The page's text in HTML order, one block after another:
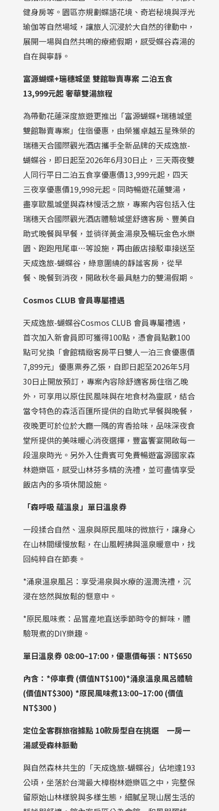
健身房等。園區亦規劃蝶語花境、奇岩秘境與浮光
瑜伽等自然場域，讓旅人沉浸於大自然的律動中，
展開一場與自然共鳴的療癒假期，感受蝶谷森湯的
自在與寧靜。
富源蝴蝶+瑞穗城堡 雙館聯賣專案 二泊五食
13,999元起奢華雙湯旅程
為帶動花蓮深度旅遊更推出「富源蝴蝶+瑞穗城堡
雙館聯賣專案」住宿優惠，由榮獲卓越五星殊榮的
瑞穗天合國際觀光酒店攜手全新品牌的天成逸旅-
蝴蝶谷，即日起至2026年6月30日止，三天兩夜雙
人同行平日二泊五食享優惠價13,999元起，四天
三夜享優惠價19,998元起。同時暢遊花蓮雙湯，
盡享歐風城堡與森林慢活之旅，專案內容包括入住
瑞穗天合國際觀光酒店體驗城堡舒適客房、豐美自
助式晚餐與早餐，並徜徉黃金湯泉及暢玩金色水樂
園、跑跑甩尾車…等設施，再由飯店接駁車接送至
天成逸旅-蝴蝶谷，綠意圍繞的靜謐客房，從早
餐、晚餐到消夜，開啟秋冬最具魅力的雙湯假期。
Cosmos CLUB會員專屬禮遇
天成逸旅-蝴蝶谷Cosmos CLUB 會員專屬禮遇，
首次加入新會員即可獲得100點，憑會員點數100
點可兌換「會館精緻客房平日雙人一泊三食優惠價
7,899元」優惠票券乙張，自即日起至2026年5月
30日止開放預訂，專案內容除舒適客房住宿乙晚
外，可享用以原住民風味與在地食材為靈感，結合
當令特色的森活百匯所提供的自助式早餐與晚餐，
夜晚更可於位於大廳一隅的宵香拾味，品味深夜食
堂所提供的美味暖心消夜選擇，豐富饗宴開啟每一
段溫泉時光。另外入住貴賓可免費暢遊富源國家森
林遊樂區，感受山林芬多精的洗禮，並可盡情享受
飯店內的多項休閒設施。
「森呼吸 蘊溫泉」單日溫泉券
一段揉合自然、溫泉與原民風味的微旅行，讓身心
在山林間緩慢放鬆，在山風輕拂與溫泉暖意中，找
回純粹自在節奏。
*涌泉溫泉風呂：享受湯泉與水療的溫潤洗禮，沉
浸在悠然與放鬆的愜意中。
*原民風味煮：品嘗產地直送季節時令的鮮味，體
驗現煮的DIY樂趣。
單日溫泉券 08:00~17:00，優惠價每張：NT$650
內含：*停車費 (價值NT$100)*涌泉溫泉風呂體驗
(價值NT$300) *原民風味煮13:00~17:00 (價值
NT$300 )
定位全客群旅宿據點 10款房型自在挑選 一房一
湯感受森林脈動
與自然森林共生的「天成逸旅-蝴蝶谷」佔地達193
公頃，坐落於台灣最大樟樹林遊樂區之中，完整保
留原始山林樣貌與多樣生態，細膩呈現山居生活的